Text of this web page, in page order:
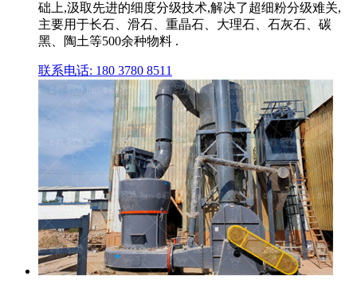
础上,汲取先进的细度分级技术,解决了超细粉分级难关,
主要用于长石、滑石、重晶石、大理石、石灰石、碳
黑、陶土等500余种物料 .
联系电话: 180 3780 8511